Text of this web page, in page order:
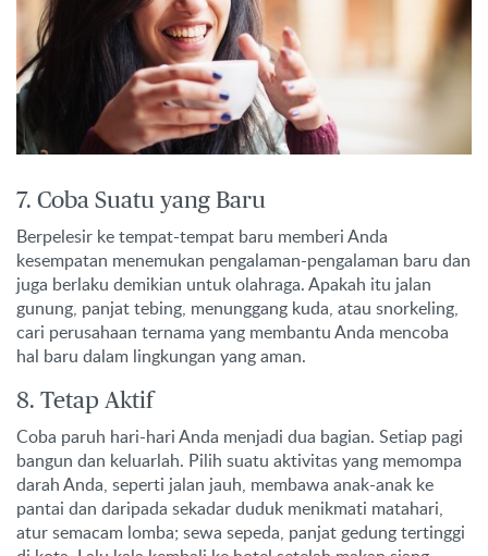
7. Coba Suatu yang Baru
Berpelesir ke tempat-tempat baru memberi Anda
kesempatan menemukan pengalaman-pengalaman baru dan
juga berlaku demikian untuk olahraga. Apakah itu jalan
gunung, panjat tebing, menunggang kuda, atau snorkeling,
cari perusahaan ternama yang membantu Anda mencoba
hal baru dalam lingkungan yang aman.
8. Tetap Aktif
Coba paruh hari-hari Anda menjadi dua bagian. Setiap pagi
bangun dan keluarlah. Pilih suatu aktivitas yang memompa
darah Anda, seperti jalan jauh, membawa anak-anak ke
pantai dan daripada sekadar duduk menikmati matahari,
atur semacam lomba; sewa sepeda, panjat gedung tertinggi